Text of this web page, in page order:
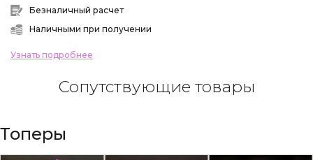
Безналичный расчет
Наличными при получении
Узнать подробнее
Сопутствующие товары
Топеры